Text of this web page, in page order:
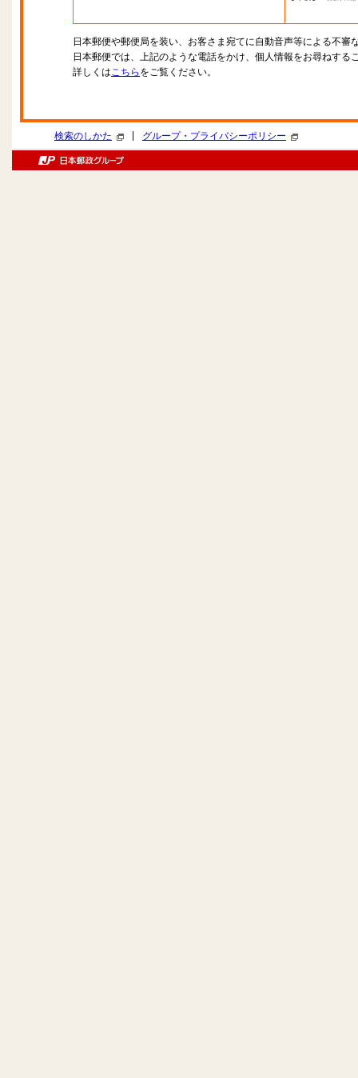
日本郵便や郵便局を装い、お客さま宛てに自動音声等による不審
日本郵便では、上記のような電話をかけ、個人情報をお尋ねする
詳しくはこちら をご覧ください。
検索のしかた グループ・プライバシーポリシー